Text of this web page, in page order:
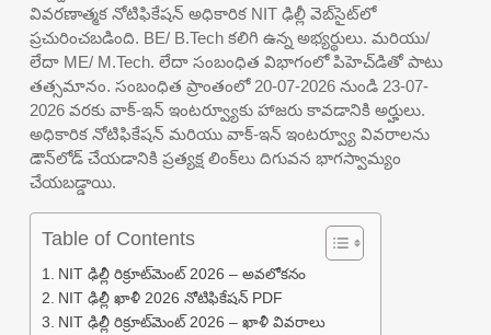
వివరణాత్మక నోటిఫికేషన్ అధికారిక NIT ఢిల్లీ వెబ్‌సైట్‌లో
ప్రచురించబడింది. BE/ B.Tech కలిగి ఉన్న అభ్యర్థులు. మరియు/
లేదా ME/ M.Tech. లేదా సంబంధిత విభాగంలో పిహెచ్‌డితో పాటు
తత్సమానం. సంబంధిత ప్రాంతంలో 20-07-2026 నుండి 23-07-
2026 వరకు వాక్-ఇన్ ఇంటర్వ్యూకు హాజరు కావడానికి అర్హులు.
అధికారిక నోటిఫికేషన్ మరియు వాక్-ఇన్ ఇంటర్వ్యూ వివరాలను
డౌన్‌లోడ్ చేయడానికి ప్రత్యక్ష లింక్‌లు దిగువన భాగస్వామ్యం
చేయబడ్డాయి.
Table of Contents
NIT ఢిల్లీ రిక్రూట్‌మెంట్ 2026 – అవలోకనం
NIT ఢిల్లీ ఖాళీ 2026 నోటిఫికేషన్ PDF
NIT ఢిల్లీ రిక్రూట్‌మెంట్ 2026 – ఖాళీ వివరాలు